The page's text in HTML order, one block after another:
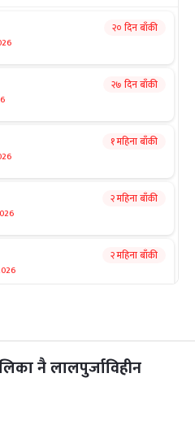
२० दिन बाँकी
२७ दिन बाँकी
१ महिना बाँकी
२ महिना बाँकी
२ महिना बाँकी
२ महिना बाँकी
नै लालपुर्जाविहीन